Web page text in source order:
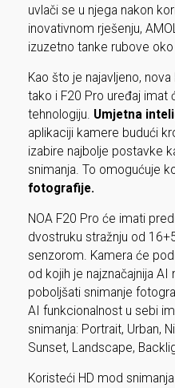
uvlači se u njega nakon
inovativnom rješenju,
izuzetno tanke rubove
Kao što je najavljeno,
tako i F20 Pro uređaj imat
tehnologiju. Umjetna
aplikaciji kamere budući
izabire najbolje postavke
snimanja. To omogućuje
fotografije.
NOA F20 Pro će imati
dvostruku stražnju od
senzorom. Kamera će
od kojih je najznačajnija AI
poboljšati snimanje
AI funkcionalnost u sebi
snimanja: Portrait, Urban,
Sunset, Landscape,
Koristeći HD mod